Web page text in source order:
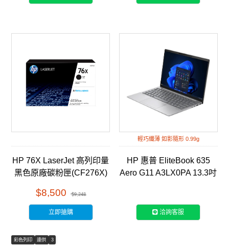
HP 76X LaserJet 高列印量
黑色原廠碳粉匣(CF276X)
$8,500 $9,248
立即搶購
輕巧纖薄 如影隨形 0.99g
HP 惠普 EliteBook 635
Aero G11 A3LX0PA 13.3吋
洽詢客服
彩色列印 連供 3